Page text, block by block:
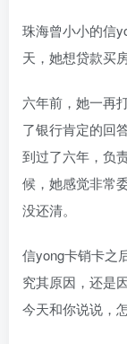
珠海曾小小的信
天，她想贷款买
六年前，她一再
了银行肯定的回
到过了六年，负
候，她感觉非常
没还清。
信yong卡销卡之
究其原因，还是
今天和你说说，